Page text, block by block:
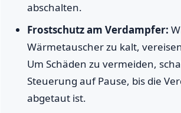
abschalten.
Frostschutz am Verdampfer:
Wärmetauscher zu kalt,
Um Schäden zu vermeiden,
Steuerung auf Pause, bis die
abgetaut ist.